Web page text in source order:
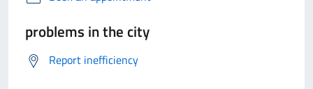
problems in the city
Report inefficiency